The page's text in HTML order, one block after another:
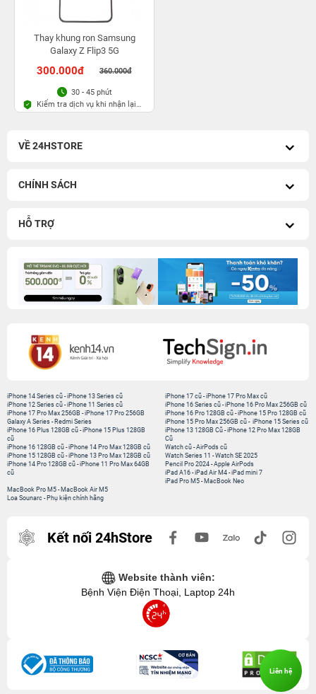
Thay khung ron Samsung
Galaxy Z Flip3 5G
300.000đ 360.000đ
30 - 45 phút
Kiểm tra dịch vụ khi nhận lại
máy
VỀ 24HSTORE
CHÍNH SÁCH
HỖ TRỢ
iPhone 14 Series cũ -iPhone 13 Series cũ
iPhone 12 Series cũ -iPhone 11 Series cũ
iPhone 17 Pro Max 256GB -iPhone 17 Pro 256GB
Galaxy A Series - Redmi Series
iPhone 17 cũ -iPhone 17 Pro Max cũ
iPhone 16 Series cũ - iPhone 16 Pro Max 256GB cũ
iPhone 16 Pro 128GB cũ -iPhone 15 Pro 128GB cũ
iPhone 15 Pro Max 256GB cũ - iPhone 15 Series cũ
iPhone 16 Plus 128GB cũ -iPhone 15 Plus 128GB
cũ
iPhone 16 128GB cũ -iPhone 14 Pro Max 128GB cũ
iPhone 15 128GB cũ -iPhone 13 Pro Max 128GB cũ
iPhone 14 Pro 128GB cũ -iPhone 11 Pro Max 64GB
cũ
iPhone 13 128GB Cũ -iPhone 12 Pro Max 128GB
Cũ
Watch cũ -AirPods cũ
Watch Series 11 -Watch SE 2025
Pencil Pro 2024 -Apple AirPods
iPad A16 -iPad Air M4 -iPad mini 7
iPad Pro M5 - MacBook Neo
MacBook Pro M5 - MacBook Air M5
Loa Sounarc - Phụ kiện chính hãng
Kết nối 24hStore
Website thành viên:
Bệnh Viện Điện Thoại, Laptop 24h
Liên hệ